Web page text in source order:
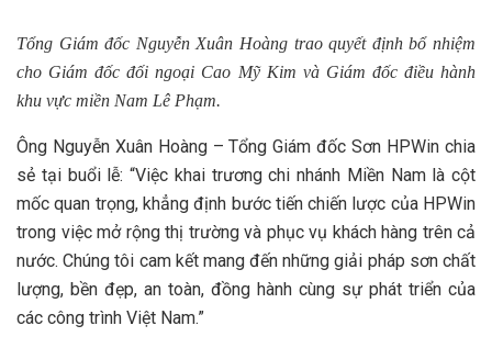
Tổng Giám đốc Nguyễn Xuân Hoàng trao quyết định bổ nhiệm
cho Giám đốc đối ngoại Cao Mỹ Kim và Giám đốc điều hành
khu vực miền Nam Lê Phạm.
Ông Nguyễn Xuân Hoàng – Tổng Giám đốc Sơn HPWin chia
sẻ tại buổi lễ: “Việc khai trương chi nhánh Miền Nam là cột
mốc quan trọng, khẳng định bước tiến chiến lược của HPWin
trong việc mở rộng thị trường và phục vụ khách hàng trên cả
nước. Chúng tôi cam kết mang đến những giải pháp sơn chất
lượng, bền đẹp, an toàn, đồng hành cùng sự phát triển của
các công trình Việt Nam.”